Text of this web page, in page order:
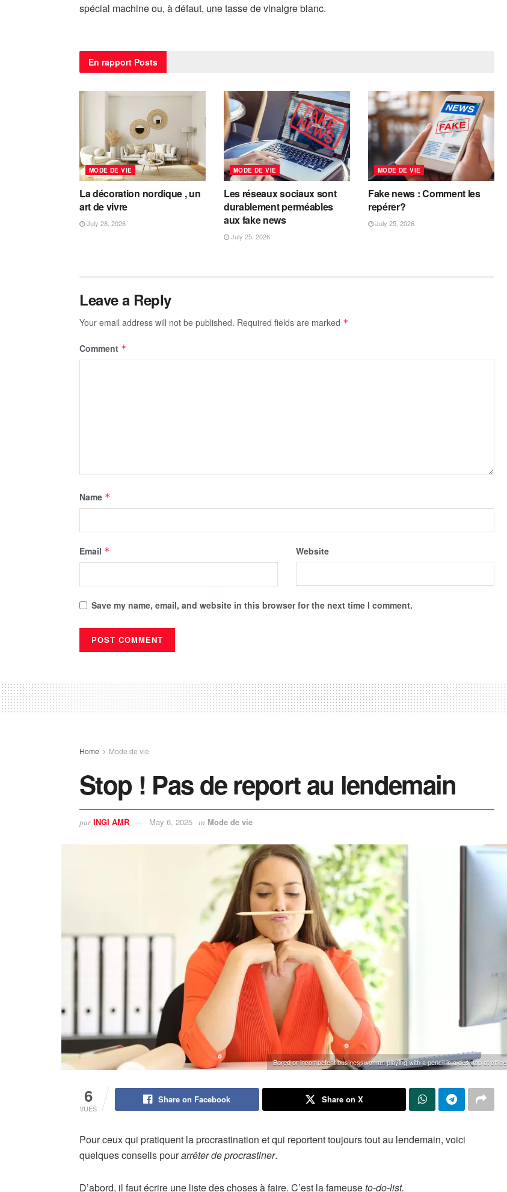
spécial machine ou, à défaut, une tasse de vinaigre blanc.
En rapport Posts
MODE DE VIE
La décoration nordique , un
art de vivre
July 28, 2026
MODE DE VIE
Les réseaux sociaux sont
durablement perméables
aux fake news
July 25, 2026
MODE DE VIE
Fake news : Comment les
repérer?
July 25, 2026
Leave a Reply
Your email address will not be published. Required fields are marked *
Comment *
Name *
Email * Website
Save my name, email, and website in this browser for the next time I comment.
Home Mode de vie
Stop ! Pas de report au lendemain
par INGI AMR May 6, 2025 in Mode de vie
Bored or incompetent businesswoman playing with a pencil in a desktop at office
6
VUES
Share on Facebook Share on X
Pour ceux qui pratiquent la procrastination et qui reportent toujours tout au lendemain, voici
quelques conseils pourarrêter de procrastiner.
D’abord, il faut écrire une liste des choses à faire. C’est la fameuseto-do-list.